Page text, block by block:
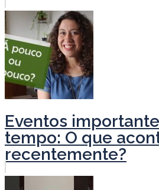
Eventos
tempo: O que
recentemente?